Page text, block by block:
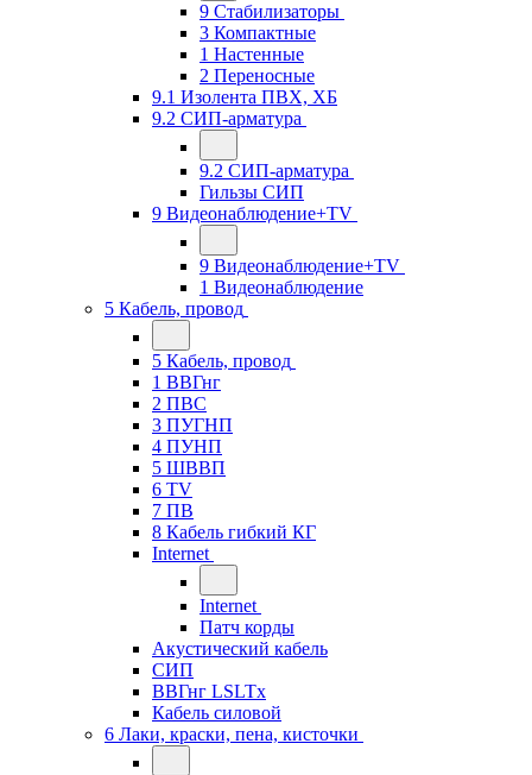
9 Стабилизаторы
3 Компактные
1 Настенные
2 Переносные
9.1 Изолента ПВХ, ХБ
9.2 СИП-арматура
9.2 СИП-арматура
Гильзы СИП
9 Видеонаблюдение+TV
9 Видеонаблюдение+TV
1 Видеонаблюдение
5 Кабель, провод
5 Кабель, провод
1 ВВГнг
2 ПВС
3 ПУГНП
4 ПУНП
5 ШВВП
6 TV
7 ПВ
8 Кабель гибкий КГ
Internet
Internet
Патч корды
Акустический кабель
СИП
ВВГнг LSLTx
Кабель силовой
6 Лаки, краски, пена, кисточки